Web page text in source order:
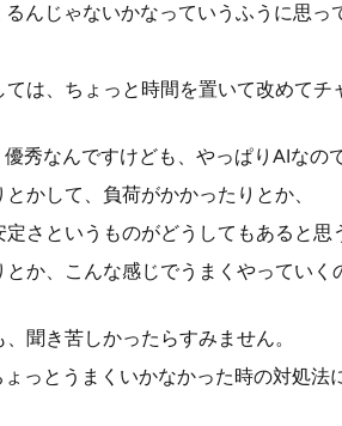
んじゃないかなっていうふうに思っ
は、ちょっと時間を置いて改めてチ
秀なんですけども、やっぱりAIなので
かして、負荷がかかったりとか、
さというものがどうしてもあると思
か、こんな感じでうまくやっていく
聞き苦しかったらすみません。
っとうまくいかなかった時の対処法